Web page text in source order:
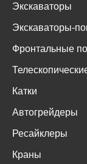
Экскаваторы
Экскаваторы-
Фронтальные
Катки
Автогрейдеры
Ресайклеры
Краны